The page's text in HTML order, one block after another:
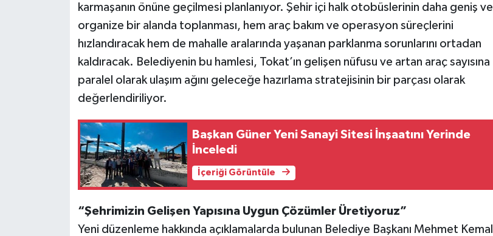
karmaşanın önüne geçilmesi planlanıyor. Şehir içi halk otobüslerinin daha geniş ve
organize bir alanda toplanması, hem araç bakım ve operasyon süreçlerini
hızlandıracak hem de mahalle aralarında yaşanan parklanma sorunlarını ortadan
kaldıracak. Belediyenin bu hamlesi, Tokat’ın gelişen nüfusu ve artan araç sayısına
paralel olarak ulaşım ağını geleceğe hazırlama stratejisinin bir parçası olarak
değerlendiriliyor.
Başkan Güner Yeni Sanayi Sitesi İnşaatını Yerinde
İnceledi
İçeriği Görüntüle
“Şehrimizin Gelişen Yapısına Uygun Çözümler Üretiyoruz”
Yeni düzenleme hakkında açıklamalarda bulunan Belediye Başkanı Mehmet Kemal